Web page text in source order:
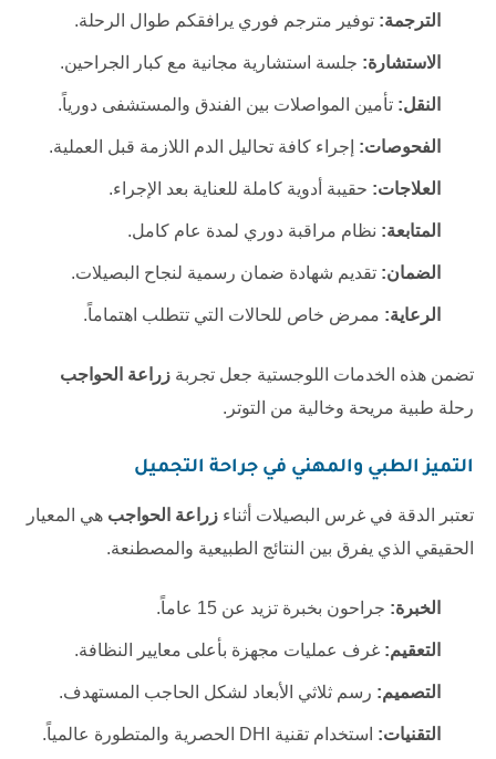
الترجمة: توفير مترجم فوري يرافقكم طوال الرحلة.
الاستشارة: جلسة استشارية مجانية مع كبار الجراحين.
النقل: تأمين المواصلات بين الفندق والمستشفى دورياً.
الفحوصات: إجراء كافة تحاليل الدم اللازمة قبل العملية.
العلاجات: حقيبة أدوية كاملة للعناية بعد الإجراء.
المتابعة: نظام مراقبة دوري لمدة عام كامل.
الضمان: تقديم شهادة ضمان رسمية لنجاح البصيلات.
الرعاية: ممرض خاص للحالات التي تتطلب اهتماماً.
تضمن هذه الخدمات اللوجستية جعل تجربة زراعة الحواجب
رحلة طبية مريحة وخالية من التوتر.
التميز الطبي والمهني في جراحة التجميل
تعتبر الدقة في غرس البصيلات أثناء زراعة الحواجب هي المعيار
الحقيقي الذي يفرق بين النتائج الطبيعية والمصطنعة.
الخبرة: جراحون بخبرة تزيد عن 15 عاماً.
التعقيم: غرف عمليات مجهزة بأعلى معايير النظافة.
التصميم: رسم ثلاثي الأبعاد لشكل الحاجب المستهدف.
التقنيات: استخدام تقنية DHI الحصرية والمتطورة عالمياً.